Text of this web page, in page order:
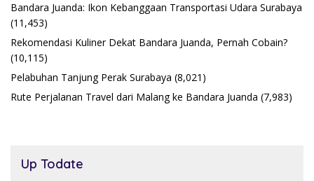
Bandara Juanda: Ikon Kebanggaan Transportasi Udara Surabaya
(11,453)
Rekomendasi Kuliner Dekat Bandara Juanda, Pernah Cobain?
(10,115)
Pelabuhan Tanjung Perak Surabaya (8,021)
Rute Perjalanan Travel dari Malang ke Bandara Juanda (7,983)
Up Todate